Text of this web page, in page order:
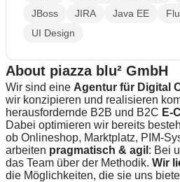
JBoss
JIRA Java EE
UI Design
About piazza blu² GmbH
Wir sind eine Agentur für Digital
wir konzipieren und realisieren
herausfordernde B2B und B2C E-
Dabei optimieren wir bereits
ob Onlineshop, Marktplatz, PIM-
arbeiten pragmatisch & agil : Bei
das Team über der Methodik. Wir
die Möglichkeiten, die sie uns